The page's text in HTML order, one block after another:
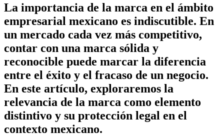
La importancia de la marca en el ámbito
empresarial mexicano es indiscutible. En
un mercado cada vez más competitivo,
contar con una marca sólida y
reconocible puede marcar la diferencia
entre el éxito y el fracaso de un negocio.
En este artículo, exploraremos la
relevancia de la marca como elemento
distintivo y su protección legal en el
contexto mexicano.